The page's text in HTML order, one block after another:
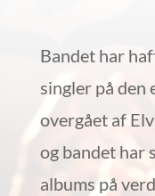
Bandet har
singler på den
overgået af
og bandet har
albums på